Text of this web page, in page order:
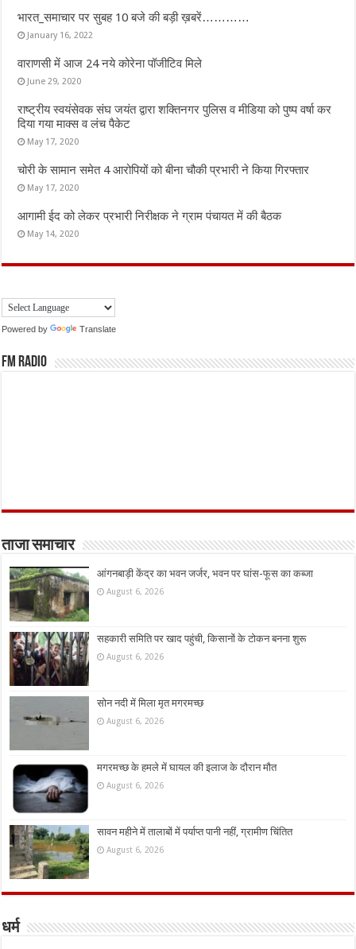
भारत_समाचार पर सुबह 10 बजे की बड़ी ख़बरें…………
January 16, 2022
वाराणसी में आज 24 नये कोरेना पॉजीटिव मिले
June 29, 2020
राष्ट्रीय स्वयंसेवक संघ जयंत द्वारा शक्तिनगर पुलिस व मीडिया को पुष्प वर्षा कर
दिया गया माक्स व लंच पैकेट
May 17, 2020
चोरी के सामान समेत 4 आरोपियों को बीना चौकी प्रभारी ने किया गिरफ्तार
May 17, 2020
आगामी ईद को लेकर प्रभारी निरीक्षक ने ग्राम पंचायत में की बैठक
May 14, 2020
Powered by Translate
FM Radio
ताजा समाचार
आंगनबाड़ी केंद्र का भवन जर्जर, भवन पर घांस-फूस का कब्जा
August 6, 2026
सहकारी समिति पर खाद पहुंची, किसानों के टोकन बनना शुरू
August 6, 2026
सोन नदी में मिला मृत मगरमच्छ
August 6, 2026
मगरमच्छ के हमले में घायल की इलाज के दौरान मौत
August 6, 2026
सावन महीने में तालाबों में पर्याप्त पानी नहीं, ग्रामीण चिंतित
August 6, 2026
धर्म